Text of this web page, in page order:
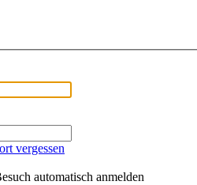
vergessen
automatisch anmelden